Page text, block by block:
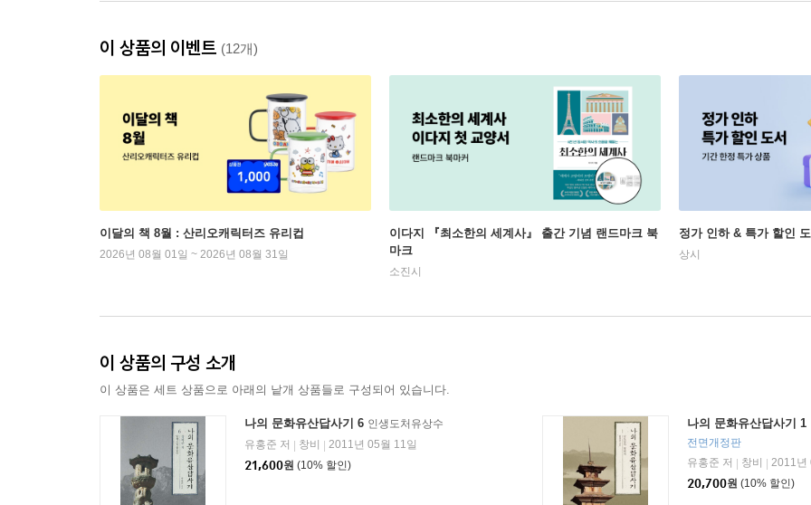
이 상품의 이벤트 (12개)
이달의 책 8월 : 산리오캐릭터즈 유리컵
2026년 08월 01일 ~ 2026년 08월 31일
이다지 『최소한의 세계사』 출간 기념 랜드마크 북
마크
소진시
정가 인하 & 특가 할인
상시
이 상품의 구성 소개
이 상품은 세트 상품으로 아래의 낱개 상품들로 구성되어 있습니다.
나의 문화유산답사기 6 인생도처유상수
유홍준 저
창비
2011년 05월 11일
21,600원 (10% 할인)
나의 문화유산답사기 1
전면개정판
유홍준 저
창비
2011년
20,700원 (10% 할인)